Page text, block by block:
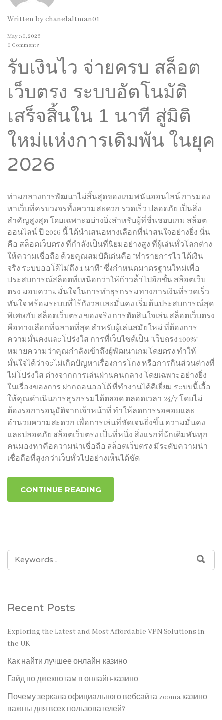
Written bychanelaltman01
May 30, 2026
0 Comments
รับเงินไว จ่ายครบ สล็อต
เว็บตรง ระบบอัตโนมัติ
เสร็จสิ้นใน 1 นาที สู่มิติ
ใหม่แห่งการเดิมพัน ในยุค
2026
ท่ามกลางการพัฒนาไม่สิ้นสุดของเกมพนันออนไลน์ การมอง
หาเว็บที่ครบวงจรทั้งความสะดวก รวดเร็ว ปลอดภัย เป็นสิ่ง
สำคัญสูงสุด โดยเฉพาะอย่างยิ่งสำหรับผู้ที่ชื่นชอบเกม สล็อต
ออนไลน์ ปี 2026 นี้ ได้นำเสนอทางเลือกที่น่าสนใจอย่างยิ่ง นั่น
คือ สล็อตเว็บตรง ที่กำลังเป็นที่นิยมอย่างสูง ที่ผู้เล่นทั่วโลกต่าง
ให้ความเชื่อถือ ด้วยคุณสมบัติเด่นคือ “ทำรายการไว ได้เงิน
จริง ระบบออโต้ไม่ถึง 1 นาที” ซึ่งกำหนดมาตรฐานใหม่เพื่อ
ประสบการณ์สล็อตที่เหนือกว่าให้ก้าวล้ำไปอีกขั้น สล็อตเว็บ
ตรง มอบความมั่นใจในการทำธุรกรรมทางการเงินที่รวดเร็ว
ทันใจ พร้อมระบบที่ไร้กังวลและมั่นคง เริ่มต้นประสบการณ์สุด
พิเศษกับ สล็อตเว็บตรง ของจริง การตัดสินใจเล่น สล็อตเว็บตรง
คือทางเลือกที่ฉลาดที่สุด สำหรับผู้เล่นสมัยใหม่ ที่ต้องการ
ความมั่นคงและโปร่งใส การที่เว็บไซต์เป็น “เว็บตรง 100%”
หมายความว่าคุณกำลังเข้าถึงผู้พัฒนาเกมโดยตรง ทำให้
มั่นใจได้ว่าจะไม่เกิดปัญหาเรื่องการโกง หรือการกินส่วนต่างที่
ไม่โปร่งใส ต่างจากการเล่นผ่านคนกลาง โดยเฉพาะอย่างยิ่ง
ในเรื่องของการ ฝากถอนออโต้ ที่ทำงานได้ดีเยี่ยม ระบบนี้เอื้อ
ให้คุณดำเนินการธุรกรรมได้ตลอด ตลอดเวลา 24/7 โดยไม่
ต้องรอการอนุมัติจากเจ้าหน้าที่ ทำให้ลดการรอคอยและ
อำนวยความสะดวก เพื่อการเล่นที่ชัดเจนยิ่งขึ้น ความมั่นคง
และปลอดภัย สล็อตเว็บตรง เป็นที่หนึ่ง สิ่งแรกที่นักเดิมพันทุก
คนมองหาคือความน่าเชื่อถือ สล็อตเว็บตรง มีระดับความน่า
เชื่อถือที่สูงกว่าเว็บทั่วไปอย่างเห็นได้ชัด
CONTINUE READING
SEARCH
FOR:
Recent Posts
Exploring the Latest and Most Affordable VPN Solutions in
the UK
Как найти лучшее онлайн-казино
Гайд по джекпотам в онлайн-казино
Почему зеркала официального вебсайта zooma казино
важны для всех пользователей?